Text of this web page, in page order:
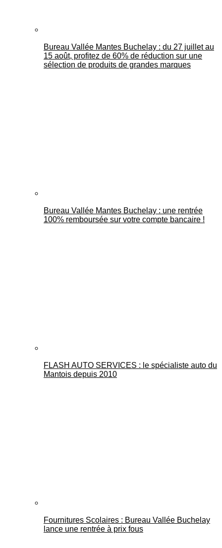
Bureau Vallée Mantes Buchelay : du 27 juillet au
15 août, profitez de 60% de réduction sur une
sélection de produits de grandes marques
Bureau Vallée Mantes Buchelay : une rentrée
100% remboursée sur votre compte bancaire !
FLASH AUTO SERVICES : le spécialiste auto du
Mantois depuis 2010
Fournitures Scolaires : Bureau Vallée Buchelay
lance une rentrée à prix fous